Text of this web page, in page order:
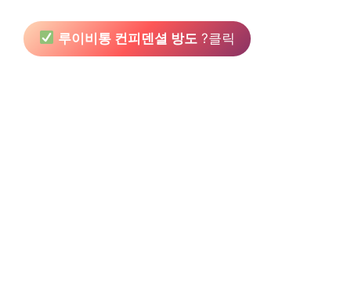
루이비통 컨피덴셜 방도 ?클릭